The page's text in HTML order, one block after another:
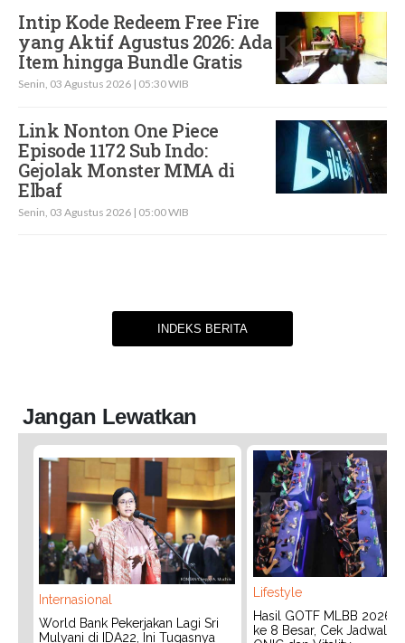
Intip Kode Redeem Free Fire
yang Aktif Agustus 2026: Ada
Item hingga Bundle Gratis
Senin, 03 Agustus 2026 | 05:30 WIB
Link Nonton One Piece
Episode 1172 Sub Indo:
Gejolak Monster MMA di
Elbaf
Senin, 03 Agustus 2026 | 05:00 WIB
INDEKS BERITA
Jangan Lewatkan
Internasional
World Bank Pekerjakan Lagi Sri
Mulyani di IDA22, Ini Tugasnya
Lifestyle
Hasil GOTF MLBB 2026:
ke 8 Besar, Cek Jadwal